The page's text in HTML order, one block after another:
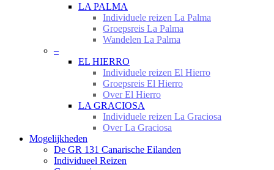
LA PALMA
Individuele reizen La Palma
Groepsreis La Palma
Wandelen La Palma
–
EL HIERRO
Individuele reizen El Hierro
Groepsreis El Hierro
Over El Hierro
LA GRACIOSA
Individuele reizen La Graciosa
Over La Graciosa
Mogelijkheden
De GR 131 Canarische Eilanden
Individueel Reizen